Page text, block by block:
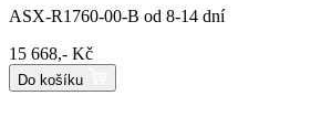
ASX-R1760-00-B od 8-14 dní
15 668,- Kč
Do košíku